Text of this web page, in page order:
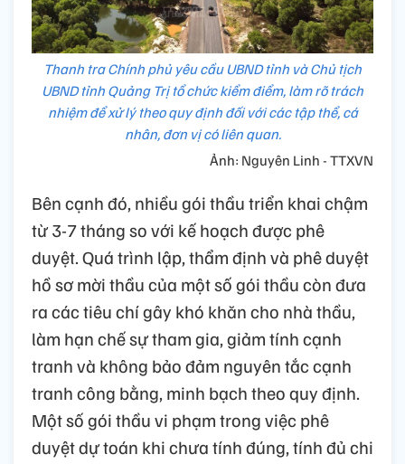
Thanh tra Chính phủ yêu cầu UBND tỉnh và Chủ tịch
UBND tỉnh Quảng Trị tổ chức kiểm điểm, làm rõ trách
nhiệm để xử lý theo quy định đối với các tập thể, cá
nhân, đơn vị có liên quan.
Ảnh: Nguyên Linh - TTXVN
Bên cạnh đó, nhiều gói thầu triển khai chậm
từ 3-7 tháng so với kế hoạch được phê
duyệt. Quá trình lập, thẩm định và phê duyệt
hồ sơ mời thầu của một số gói thầu còn đưa
ra các tiêu chí gây khó khăn cho nhà thầu,
làm hạn chế sự tham gia, giảm tính cạnh
tranh và không bảo đảm nguyên tắc cạnh
tranh công bằng, minh bạch theo quy định.
Một số gói thầu vi phạm trong việc phê
duyệt dự toán khi chưa tính đúng, tính đủ chi